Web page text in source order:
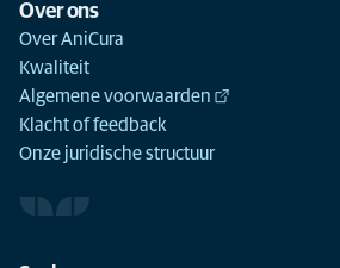
Over ons
Over AniCura
Kwaliteit
Algemene voorwaarden
Klacht of feedback
Onze juridische structuur